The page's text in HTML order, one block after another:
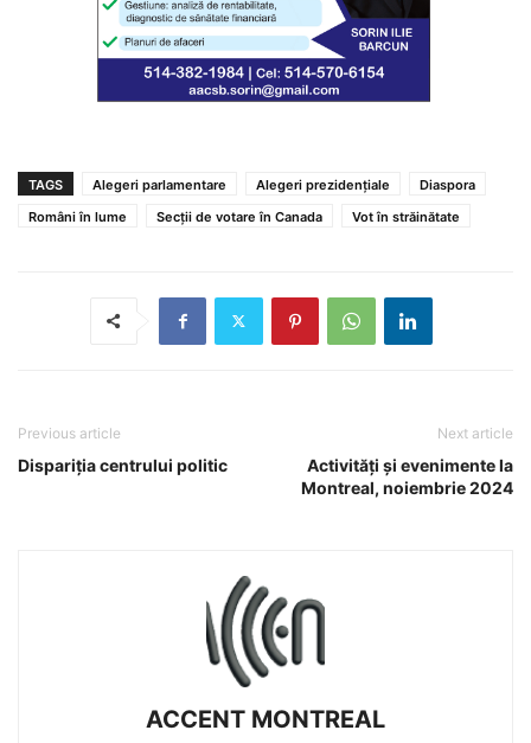
TAGS Alegeri parlamentare Alegeri prezidențiale
Diaspora
Români în lume
Secții de votare în Canada Vot în străinătate
Previous article
Dispariția centrului politic
Next article
Activități și evenimente la
Montreal, noiembrie 2024
ACCENT MONTREAL